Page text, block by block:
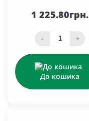
1 225.80грн.
- +
До кошика